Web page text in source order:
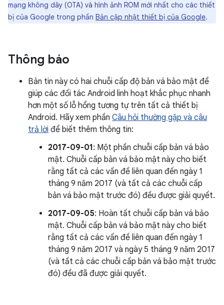
mạng không dây (OTA) và hình ảnh ROM mới nhất cho các thiết
bị của Google trong phần Bản cập nhật thiết bị của Google.
Thông báo
Bản tin này có hai chuỗi cấp độ bản vá bảo mật để
giúp các đối tác Android linh hoạt khắc phục nhanh
hơn một số lỗ hổng tương tự trên tất cả thiết bị
Android. Hãy xem phần Câu hỏi thường gặp và câu
trả lời để biết thêm thông tin:
2017-09-01: Một phần chuỗi cấp bản vá bảo
mật. Chuỗi cấp bản vá bảo mật này cho biết
rằng tất cả các vấn đề liên quan đến ngày 1
tháng 9 năm 2017 (và tất cả các chuỗi cấp
bản vá bảo mật trước đó) đều được giải quyết.
2017-09-05: Hoàn tất chuỗi cấp bản vá bảo
mật. Chuỗi cấp bản vá bảo mật này cho biết
rằng tất cả các vấn đề liên quan đến ngày 1
tháng 9 năm 2017 và ngày 5 tháng 9 năm 2017
(và tất cả các chuỗi cấp bản vá bảo mật trước
đó) đều đã được giải quyết.